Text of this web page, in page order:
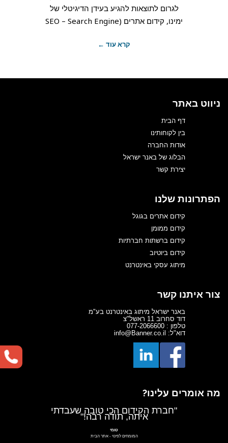
לגרום לתוצאות להגיע בעידן הדיגיטלי של
ימינו, קידום אתרים (SEO – Search Engine
קרא עוד ←
ניווט באתר
דף הבית
בין לקוחותינו
אודות החברה
הבלוג של באנר ישראל
יצירת קשר
הפתרונות שלנו
קידום אתרים בגוגל
קידום ממומן
קידום ברשתות חברתיות
קידום ביוטיוב
מיתוג עסקי באינטרנט
צור איתנו קשר
באנר ישראל מיתוג באינטרנט בע"מ
דוד סחרוב 11 ראשל"צ
טלפון : 077-2066600
דוא"ל: info@Banner.co.il
מה אומרים עלינו?
"חברת הקידום הכי טובה שעבדתי
איתה, תודה רבה!"
טומי
המומחים לפינוי-אתר הבית